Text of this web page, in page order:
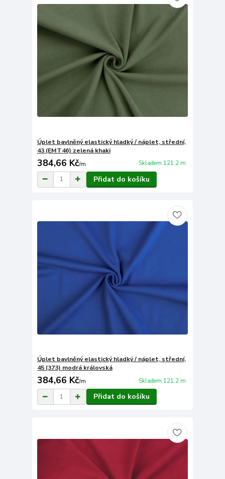
Úplet bavlněný elastický hladký / náplet, střední,
43 (EMT46) zelená khaki
384,66 Kč/m Skladem 121.2 m
Přidat do košíku
Úplet bavlněný elastický hladký / náplet, střední,
45 (373) modrá královská
384,66 Kč/m Skladem 121.2 m
Přidat do košíku